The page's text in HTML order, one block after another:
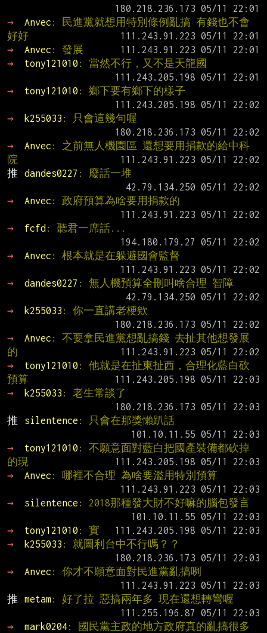
→
Anvec : 民進黨就想用特別條例亂搞 有錢也不會
好好
→
Anvec : 發展
→
tony121010 : 當然不行，又不是天龍國
→
tony121010 : 鄉下要有鄉下的樣子
→
k255033 : 只會這幾句喔
→
Anvec : 之前無人機園區 還想要用捐款的給中科
院
推
dandes0227 : 廢話一堆
→
Anvec : 政府預算為啥要用捐款的
→
fcfd : 聽君一席話...
→
Anvec : 根本就是在躲避國會監督
→
dandes0227 : 無人機預算全刪叫啥合理 智障
→
k255033 : 你一直講老梗欸
→
Anvec : 不要拿民進黨想亂搞錢 去扯其他想發展
的
→
tony121010 : 他就是在扯東扯西，合理化藍白砍
預算
→
k255033 : 老生常談了
推
silentence : 只會在那獎懶趴話
→
tony121010 : 不願意面對藍白把國產裝備都砍掉
的現
→
Anvec : 哪裡不合理 為啥要濫用特別預算
→
silentence : 2018那種發大財不好嘛的腦包發言
→
tony121010 : 實
→
k255033 : 就圖利台中不行嗎？？
→
Anvec : 你才不願意面對民進黨亂搞咧
推
metam: 好了拉 惡搞兩年多 現在還想轉彎喔
→
mark0204: 國民黨主政的地方政府真的亂搞很多